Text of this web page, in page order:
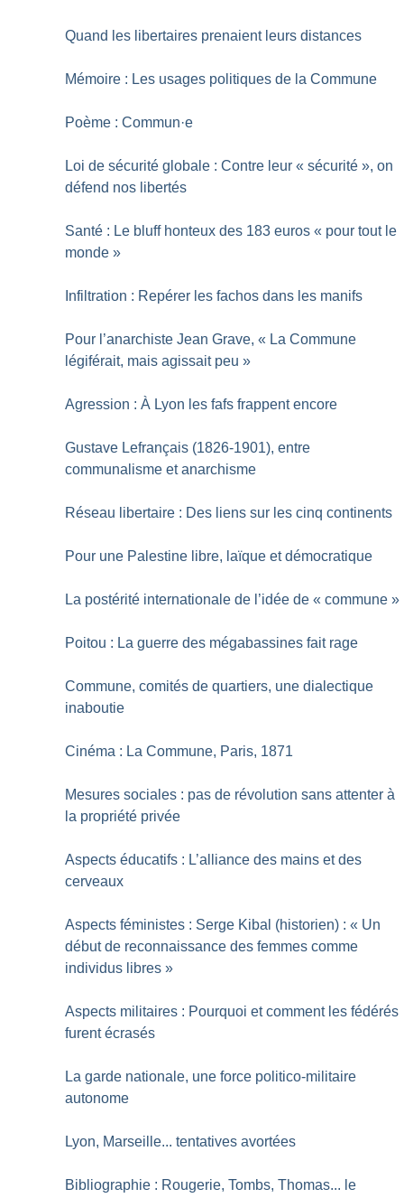
Quand les libertaires prenaient leurs distances
Mémoire : Les usages politiques de la Commune
Poème : Commun·e
Loi de sécurité globale : Contre leur « sécurité », on
défend nos libertés
Santé : Le bluff honteux des 183 euros « pour tout le
monde »
Infiltration : Repérer les fachos dans les manifs
Pour l’anarchiste Jean Grave, « La Commune
légiférait, mais agissait peu »
Agression : À Lyon les fafs frappent encore
Gustave Lefrançais (1826-1901), entre
communalisme et anarchisme
Réseau libertaire : Des liens sur les cinq continents
Pour une Palestine libre, laïque et démocratique
La postérité internationale de l’idée de « commune »
Poitou : La guerre des mégabassines fait rage
Commune, comités de quartiers, une dialectique
inaboutie
Cinéma : La Commune, Paris, 1871
Mesures sociales : pas de révolution sans attenter à
la propriété privée
Aspects éducatifs : L’alliance des mains et des
cerveaux
Aspects féministes : Serge Kibal (historien) : « Un
début de reconnaissance des femmes comme
individus libres »
Aspects militaires : Pourquoi et comment les fédérés
furent écrasés
La garde nationale, une force politico-militaire
autonome
Lyon, Marseille... tentatives avortées
Bibliographie : Rougerie, Tombs, Thomas... le